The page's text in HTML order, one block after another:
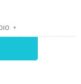
•
MEDIOS